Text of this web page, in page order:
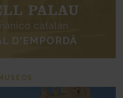
PALAU
catalán
D'EMPORDÀ